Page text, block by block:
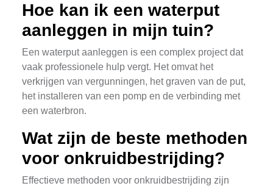
Hoe kan ik een waterput
aanleggen in mijn tuin?
Een waterput aanleggen is een complex project dat
vaak professionele hulp vergt. Het omvat het
verkrijgen van vergunningen, het graven van de put,
het installeren van een pomp en de verbinding met
een waterbron.
Wat zijn de beste methoden
voor onkruidbestrijding?
Effectieve methoden voor onkruidbestrijding zijn